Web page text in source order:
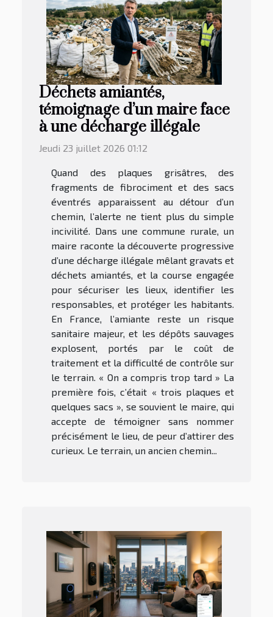
Déchets amiantés,
témoignage d’un maire face
à une décharge illégale
Jeudi 23 juillet 2026 01:12
Quand des plaques grisâtres, des
fragments de fibrociment et des sacs
éventrés apparaissent au détour d’un
chemin, l’alerte ne tient plus du simple
incivilité. Dans une commune rurale, un
maire raconte la découverte progressive
d’une décharge illégale mêlant gravats et
déchets amiantés, et la course engagée
pour sécuriser les lieux, identifier les
responsables, et protéger les habitants.
En France, l’amiante reste un risque
sanitaire majeur, et les dépôts sauvages
explosent, portés par le coût de
traitement et la difficulté de contrôle sur
le terrain. « On a compris trop tard » La
première fois, c’était « trois plaques et
quelques sacs », se souvient le maire, qui
accepte de témoigner sans nommer
précisément le lieu, de peur d’attirer des
curieux. Le terrain, un ancien chemin...